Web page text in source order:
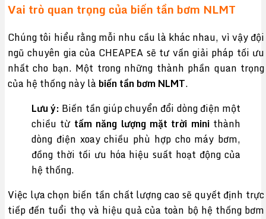
Vai trò quan trọng của biến tần bơm NLMT
Chúng tôi hiểu rằng mỗi nhu cầu là khác nhau, vì vậy đội
ngũ chuyên gia của CHEAPEA sẽ tư vấn giải pháp tối ưu
nhất cho bạn. Một trong những thành phần quan trọng
của hệ thống này là biến tần bơm NLMT.
Lưu ý: Biến tần giúp chuyển đổi dòng điện một
chiều từ tấm năng lượng mặt trời minithành
dòng điện xoay chiều phù hợp cho máy bơm,
đồng thời tối ưu hóa hiệu suất hoạt động của
hệ thống.
Việc lựa chọn biến tần chất lượng cao sẽ quyết định trực
tiếp đến tuổi thọ và hiệu quả của toàn bộ hệ thống bơm